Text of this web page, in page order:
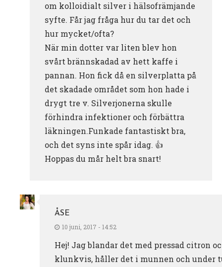
om kolloidialt silver i hälsofrämjande
syfte. Får jag fråga hur du tar det och
hur mycket/ofta?
När min dotter var liten blev hon
svårt brännskadad av hett kaffe i
pannan. Hon fick då en silverplatta på
det skadade området som hon hade i
drygt tre v. Silverjonerna skulle
förhindra infektioner och förbättra
läkningen.Funkade fantastiskt bra,
och det syns inte spår idag. 👍
Hoppas du mår helt bra snart!
ÅSE
10 juni, 2017 - 14:52
Hej! Jag blandar det med pressad citron
klunkvis, håller det i munnen och under